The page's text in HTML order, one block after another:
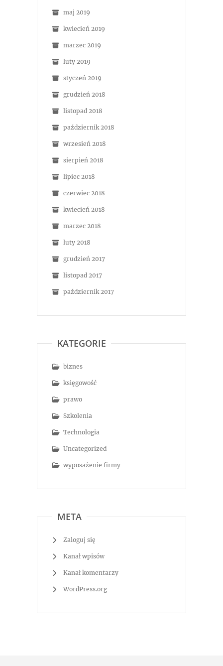
maj 2019
kwiecień 2019
marzec 2019
luty 2019
styczeń 2019
grudzień 2018
listopad 2018
październik 2018
wrzesień 2018
sierpień 2018
lipiec 2018
czerwiec 2018
kwiecień 2018
marzec 2018
luty 2018
grudzień 2017
listopad 2017
październik 2017
KATEGORIE
biznes
księgowość
prawo
Szkolenia
Technologia
Uncategorized
wyposażenie firmy
META
Zaloguj się
Kanał wpisów
Kanał komentarzy
WordPress.org